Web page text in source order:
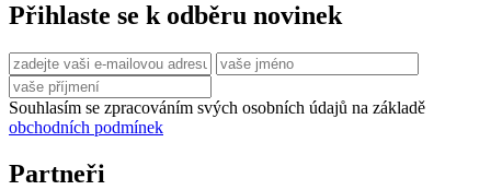
Přihlaste se k odběru novinek
Souhlasím se zpracováním svých osobních údajů na základě
obchodních podmínek
Partneři